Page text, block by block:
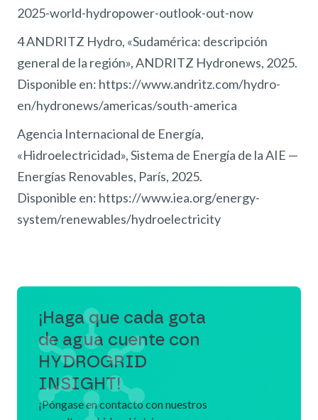
2025-world-hydropower-outlook-out-now
4 ANDRITZ Hydro, «Sudamérica: descripción
general de la región», ANDRITZ Hydronews, 2025.
Disponible en: https://www.andritz.com/hydro-
en/hydronews/americas/south-america
Agencia Internacional de Energía,
«Hidroelectricidad», Sistema de Energía de la AIE —
Energías Renovables, París, 2025.
Disponible en: https://www.iea.org/energy-
system/renewables/hydroelectricity
¡Haga que cada gota
de agua cuente con
HYDROGRID
INSIGHT!
¡Póngase en contacto con nuestros